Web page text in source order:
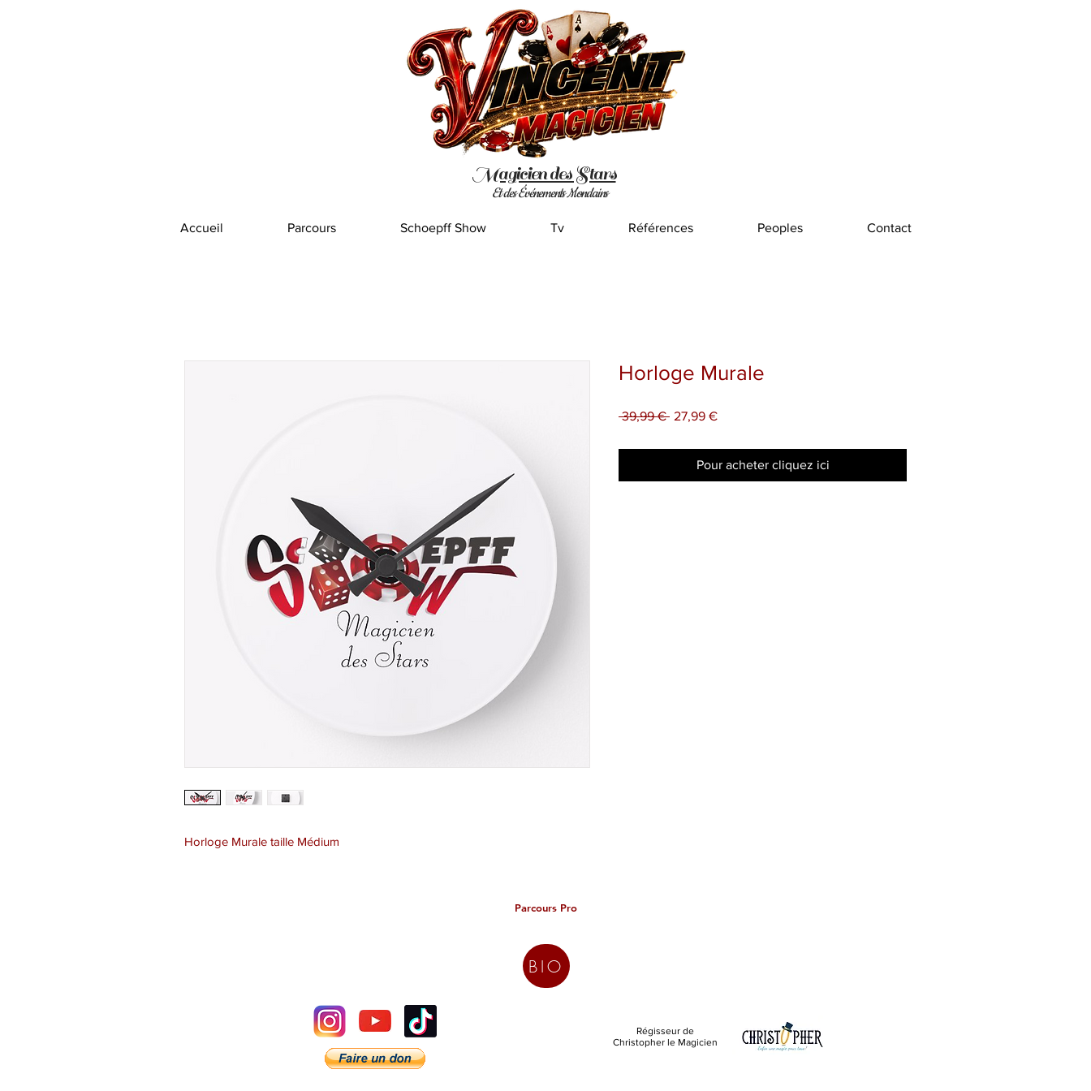
Magicien des Stars
Et des Événements Mondains
Accueil Parcours Schoepff Show Tv Références Peoples Contact
Horloge Murale taille Médium
Horloge Murale
39,99 € Prix
27,99 €Prix
Pour acheter cliquez ici
Parcours Pro
BIO
Régisseur de
Christopher le Magicien